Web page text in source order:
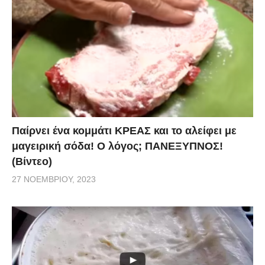
στους 170 βαθμούς για 2 ώρες περίπου.
tonwtiko.com
Παίρνει ένα κομμάτι ΚΡΕΑΣ και το αλείφει με
μαγειρική σόδα! Ο λόγος; ΠΑΝΕΞΥΠΝΟΣ!
(Βίντεο)
27 ΝΟΕΜΒΡΊΟΥ, 2023